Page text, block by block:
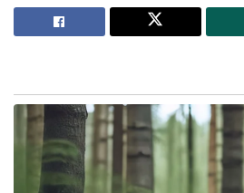
ഇന്ത്യക്കാണ് കൂടുതൽ. 1979 ൽ
എതിരിട്ട് വിജയിക്കാൻ
അപേക്ഷിച്ച് പാകിസ്താനോട്
ജയിച്ച ചരിത്രമാണ്
ഒരു യുദ്ധമുണ്ടായാൽ ചുറ്റും